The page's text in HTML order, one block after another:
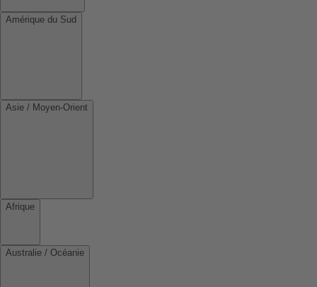
Amérique du Sud
Asie / Moyen-Orient
Afrique
Australie / Océanie